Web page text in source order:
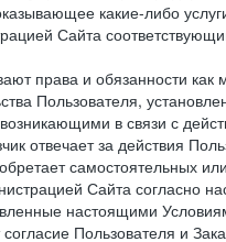
какие-либо
Сайта
права и обязанности
Пользователя,
в связи с
отвечает за действия
самостоятельных
Сайта согласно
настоящими
Пользователя и